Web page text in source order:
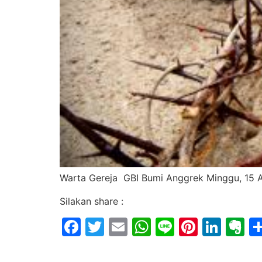
Warta Gereja GBI Bumi Anggrek Minggu, 15
Silakan share :
Facebook
Twitter
EmailWhatsApp
Line